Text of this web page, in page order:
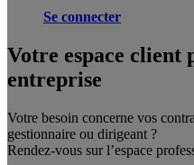
Se connecter
Votre espace client
entreprise
Votre besoin concerne vos
gestionnaire ou dirigeant ?
Rendez-vous sur l’espace